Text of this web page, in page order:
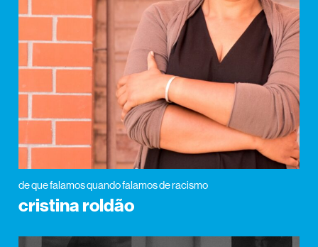
de que falamos quando falamos de racismo
cristina roldão